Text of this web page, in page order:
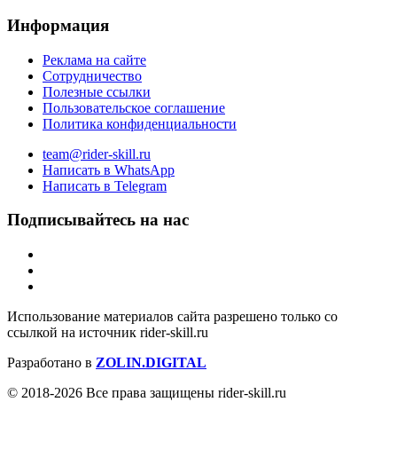
Информация
Реклама на сайте
Сотрудничество
Полезные ссылки
Пользовательское соглашение
Политика конфиденциальности
team@rider-skill.ru
Написать в WhatsApp
Написать в Telegram
Подписывайтесь на нас
Использование материалов сайта разрешено только со
ссылкой на источник rider-skill.ru
Разработано в ZOLIN.DIGITAL
© 2018-2026 Все права защищены rider-skill.ru